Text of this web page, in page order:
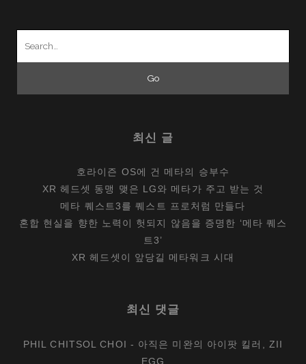
최신 글
호라이즌 OS에 건 메타의 승부수
XR 헤드셋 동맹 맺은 LG와 메타가 주고 받는 것
메타 퀘스트3를 퀘스트 프로처럼 만들다
혼합 현실을 향한 노력이 헛되지 않음을 증명한 ‘메타 퀘스
트3’
XR 헤드셋이 앞당길 메타워크 시대
최신 댓글
PHIL CHITSOL CHOI - 아직은 미완의 아이팟 킬러, ZII
EGG